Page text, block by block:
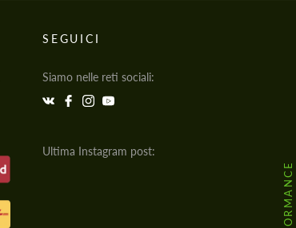
SEGUICI
Siamo nelle reti sociali:
Ultima Instagram post: